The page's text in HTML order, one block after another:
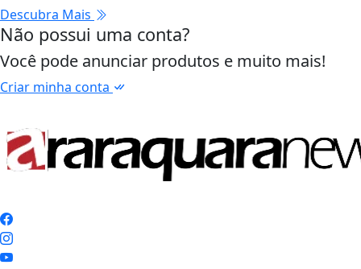
Descubra Mais
Não possui uma conta?
Você pode anunciar produtos e muito mais!
Criar minha conta